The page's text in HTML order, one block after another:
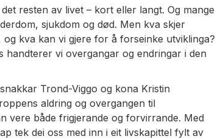
resten av livet – kort eller langt. Og mange
sjukdom og død. Men kva skjer
kva kan vi gjere for å forseinke utviklinga?
handterer vi overgangar og endringar i den
Trond-Viggo og kona Kristin
aldring og overgangen til
vere både frigjerande og forvirrande. Med
tek dei oss med inn i eit livskapittel fylt av